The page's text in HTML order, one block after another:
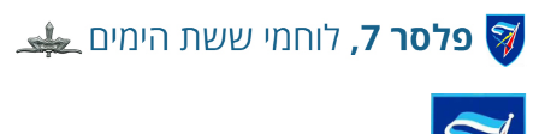
Skip
to
Content